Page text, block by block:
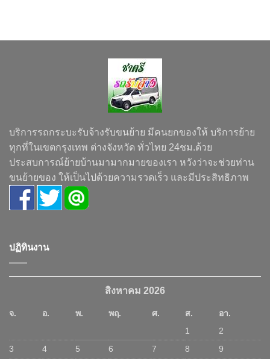
บริการรถกระบะรับจ้างรับขนย้าย มีคนยกของให้ บริการย้าย
ทุกที่ในเขตกรุงเทพ ต่างจังหวัด ทั่วไทย 24ชม.ด้วย
ประสบการณ์ย้ายบ้านมามากมายของเรา หวังว่าจะช่วยท่าน
ขนย้ายของ ให้เป็นไปด้วยความรวดเร็ว และมีประสิทธิภาพ
ปฏิทินงาน
สิงหาคม 2026
จ. อ. พ. พฤ. ศ. ส.
อา.
1
2
3
4 5 6 7 8
9